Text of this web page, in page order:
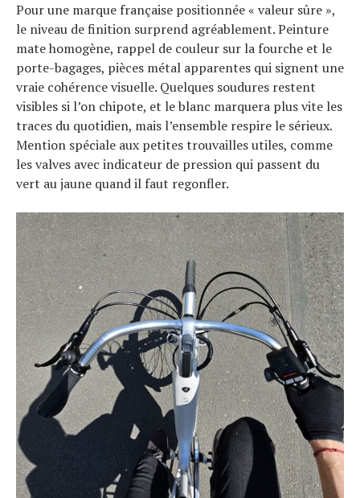
Pour une marque française positionnée « valeur sûre »,
le niveau de finition surprend agréablement. Peinture
mate homogène, rappel de couleur sur la fourche et le
porte-bagages, pièces métal apparentes qui signent une
vraie cohérence visuelle. Quelques soudures restent
visibles si l’on chipote, et le blanc marquera plus vite les
traces du quotidien, mais l’ensemble respire le sérieux.
Mention spéciale aux petites trouvailles utiles, comme
les valves avec indicateur de pression qui passent du
vert au jaune quand il faut regonfler.
Tous nos articles
À propos